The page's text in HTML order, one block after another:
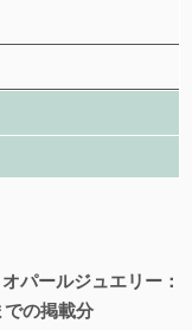
パールジュエリー：
の掲載分